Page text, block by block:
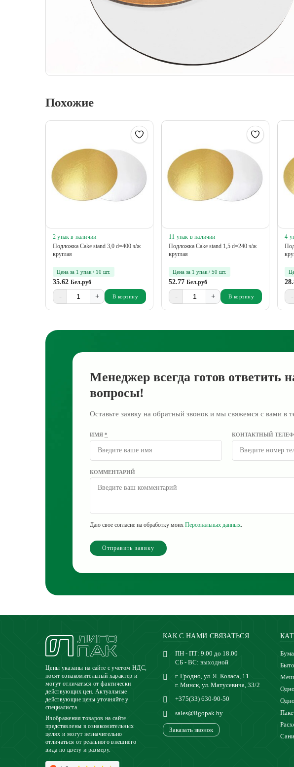
Похожие
2 упак в наличии
Подложка Cake stand 3,0 d=400 з/ж
круглая
Цена за 1 упак / 10 шт.
35.62 Бел.руб
- + В корзину
11 упак в наличии
Подложка Cake stand 1,5 d=240 з/ж
круглая
Цена за 1 упак / 50 шт.
52.77Бел.руб
- + В корзину
4
-
Менеджер всегда готов ответить
вопросы!
Оставьте заявку на обратный звонок и мы свяжемся с вами в
ИМЯ * КОНТАКТНЫЙ
КОММЕНТАРИЙ
Даю свое согласие на обработку моих Персональных данных.
Отправить заявку
Цены указаны на сайте с учетом НДС,
носят ознакомительный характер и
могут отличаться от фактически
действующих цен. Актуальные
действующие цены уточняйте у
специалиста.
Изображения товаров на сайте
представлены в ознакомительных
целях и могут незначительно
отличаться от реального внешнего
вида по цвету и размеру.
КАК С НАМИ СВЯЗАТЬСЯ
ПН - ПТ: 9.00 до 18.00
СБ - ВС: выходной
г. Гродно, ул. Я. Коласа, 11
г. Минск, ул. Матусевича, 33/2
+375(33) 630-90-50
sales@ligopak.by
Заказать звонок